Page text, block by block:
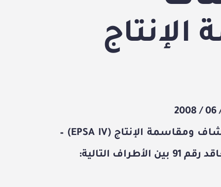
اتفاقية الاستكشاف ومقاسمة الإنتاج (EPSA IV) –
رقم 91 بين الأطراف التالية: